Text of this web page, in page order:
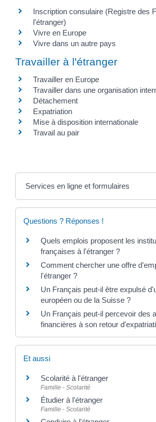
Inscription consulaire (Registre des
l'étranger)
Vivre en Europe
Vivre dans un autre pays
Travailler à l'étranger
Travailler en Europe
Travailler dans une organisation
Détachement
Expatriation
Mise à disposition internationale
Travail au pair
Services en ligne et formulaires
Questions ? Réponses !
Quels emplois proposent les
françaises à l'étranger ?
Comment chercher une offre
l'étranger ?
Un Français peut-il être expulsé
européen ou de la Suisse ?
Un Français peut-il percevoir des
financières à son retour
Et aussi
Scolarité à l'étranger
Famille - Scolarité
Étudier à l'étranger
Famille - Scolarité